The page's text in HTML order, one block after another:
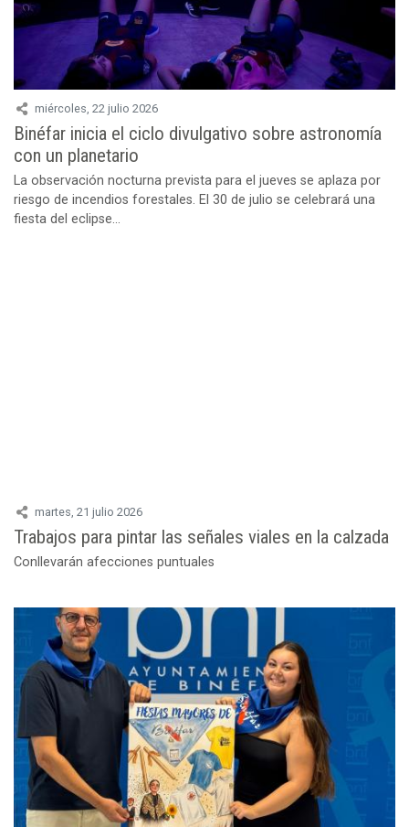
miércoles, 22 julio 2026
Binéfar inicia el ciclo divulgativo sobre astronomía
con un planetario
La observación nocturna prevista para el jueves se aplaza por
riesgo de incendios forestales. El 30 de julio se celebrará una
fiesta del eclipse...
martes, 21 julio 2026
Trabajos para pintar las señales viales en la calzada
Conllevarán afecciones puntuales